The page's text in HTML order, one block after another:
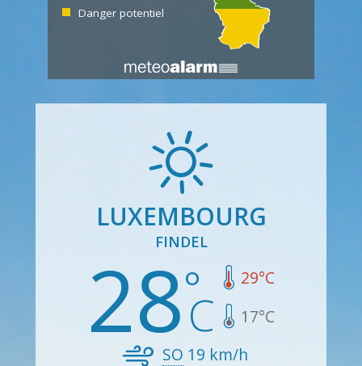
Danger potentiel
LUXEMBOURG
FINDEL
28 29°C
17°C
SO 19 km/h